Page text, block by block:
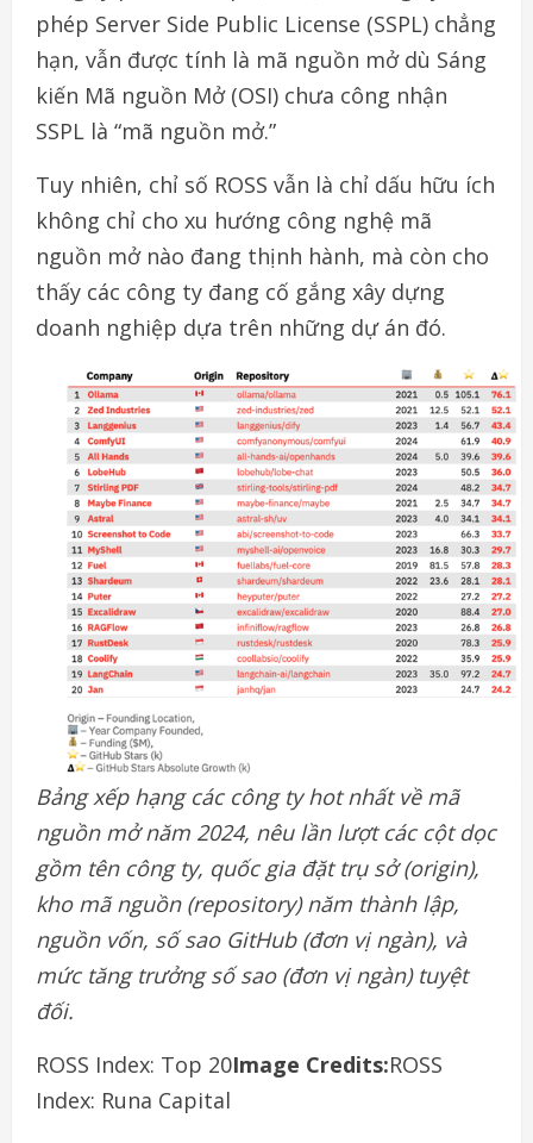
phép Server Side Public License (SSPL) chẳng
hạn, vẫn được tính là mã nguồn mở dù Sáng
kiến Mã nguồn Mở (OSI) chưa công nhận
SSPL là “mã nguồn mở.”
Tuy nhiên, chỉ số ROSS vẫn là chỉ dấu hữu ích
không chỉ cho xu hướng công nghệ mã
nguồn mở nào đang thịnh hành, mà còn cho
thấy các công ty đang cố gắng xây dựng
doanh nghiệp dựa trên những dự án đó.
Bảng xếp hạng các công ty hot nhất về mã
nguồn mở năm 2024, nêu lần lượt các cột dọc
gồm tên công ty, quốc gia đặt trụ sở (origin),
kho mã nguồn (repository) năm thành lập,
nguồn vốn, số sao GitHub (đơn vị ngàn), và
mức tăng trưởng số sao (đơn vị ngàn) tuyệt
đối.
ROSS Index: Top 20Image Credits:ROSS
Index: Runa Capital